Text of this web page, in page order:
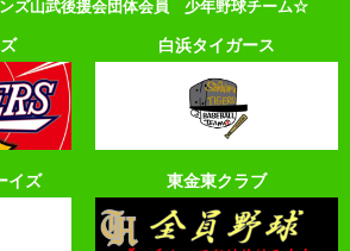
ズ山武後援会団体会員 少年野球チーム☆
白浜タイガース
イズ 東金東クラブ